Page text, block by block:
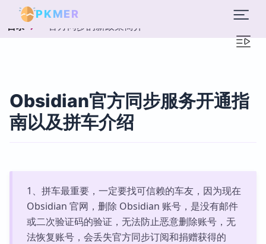
PKMER
目录 官方同步的新政策简介
Obsidian官方同步服务开通指
南以及拼车介绍
1、拼车最重要，一定要找可信赖的车友，因为现在
Obsidian 官网，删除 Obsidian 账号，是没有邮件
或二次验证码的验证，无法防止恶意删除账号，无
法恢复账号，会丢失官方同步订阅和捐赠获得的